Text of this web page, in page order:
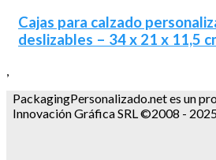
Cajas para calzado
deslizables – 34 x 21 x 11,5
,
PackagingPersonalizado.net es un
Innovación Gráfica SRL ©2008 -